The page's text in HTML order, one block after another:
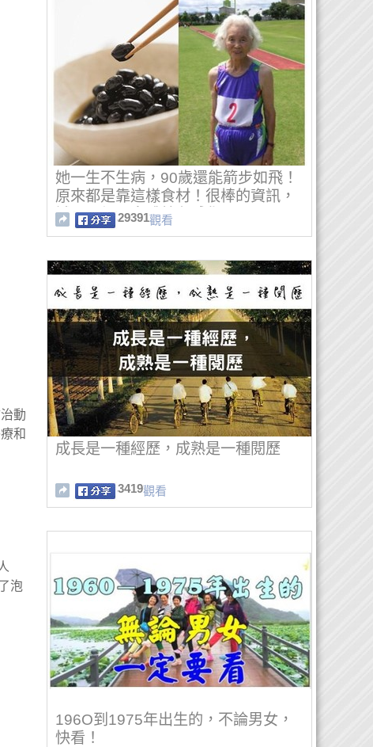
動
和
泡
她一生不生病，90歲還能箭步如飛！
原來都是靠這樣食材！很棒的資訊，
試了一個月身體就有感覺！
29391觀看
成長是一種經歷，成熟是一種閱歷
3419觀看
196O到1975年出生的，不論男女，
快看！